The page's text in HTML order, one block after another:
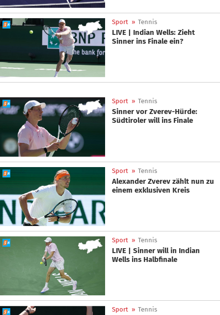
Sport » Tennis
LIVE | Indian Wells: Zieht
Sinner ins Finale ein?
Sport » Tennis
Sinner vor Zverev-Hürde:
Südtiroler will ins Finale
Sport » Tennis
Alexander Zverev zählt nun zu
einem exklusiven Kreis
Sport » Tennis
LIVE | Sinner will in Indian
Wells ins Halbfinale
Sport » Tennis